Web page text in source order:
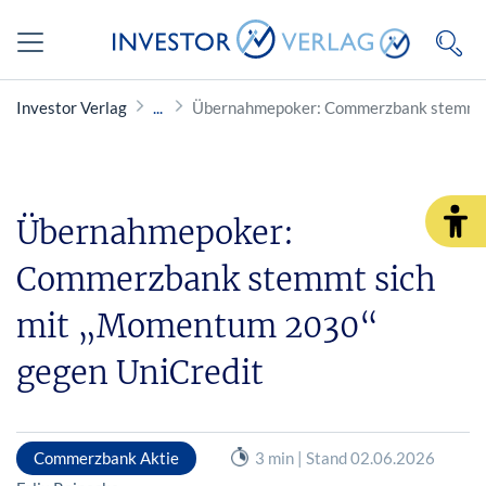
Investor Verlag Übernahmepoker: Commerzbank
Übernahmepoker:
Commerzbank stemmt sich
mit „Momentum 2030“
gegen UniCredit
Commerzbank Aktie
3 min | Stand 02.06.2026